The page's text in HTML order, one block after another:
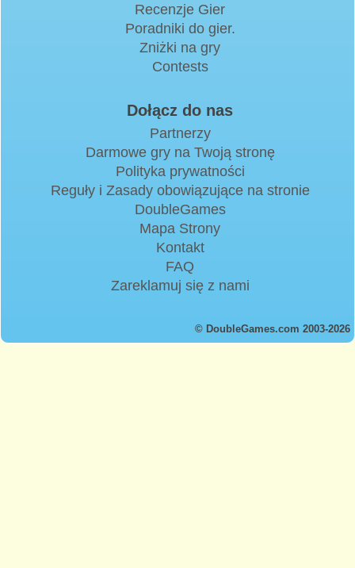
Recenzje Gier
Poradniki do gier.
Zniżki na gry
Contests
Dołącz do nas
Partnerzy
Darmowe gry na Twoją stronę
Polityka prywatności
Reguły i Zasady obowiązujące na stronie
DoubleGames
Mapa Strony
Kontakt
FAQ
Zareklamuj się z nami
© DoubleGames.com 2003-2026